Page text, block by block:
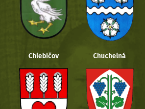
Chlebičov Chuchelná